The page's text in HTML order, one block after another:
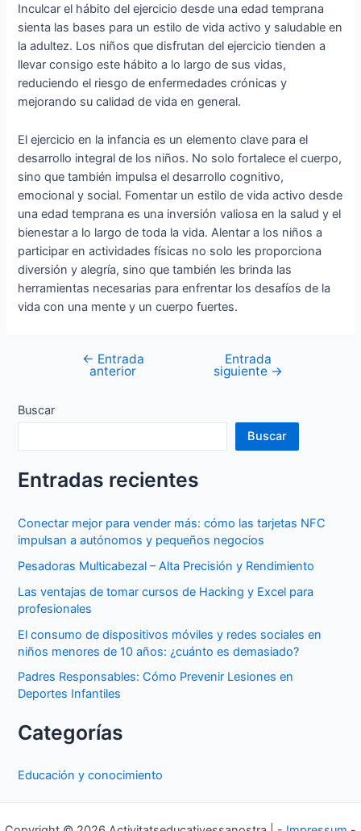
Inculcar el hábito del ejercicio desde una edad temprana
sienta las bases para un estilo de vida activo y saludable en
la adultez. Los niños que disfrutan del ejercicio tienden a
llevar consigo este hábito a lo largo de sus vidas,
reduciendo el riesgo de enfermedades crónicas y
mejorando su calidad de vida en general.
El ejercicio en la infancia es un elemento clave para el
desarrollo integral de los niños. No solo fortalece el cuerpo,
sino que también impulsa el desarrollo cognitivo,
emocional y social. Fomentar un estilo de vida activo desde
una edad temprana es una inversión valiosa en la salud y el
bienestar a lo largo de toda la vida. Alentar a los niños a
participar en actividades físicas no solo les proporciona
diversión y alegría, sino que también les brinda las
herramientas necesarias para enfrentar los desafíos de la
vida con una mente y un cuerpo fuertes.
Navegación
← Entrada
anterior
Entrada
siguiente →
Buscar
Buscar
Entradas recientes
Conectar mejor para vender más: cómo las tarjetas NFC
impulsan a autónomos y pequeños negocios
Pesadoras Multicabezal – Alta Precisión y Rendimiento
Las ventajas de tomar cursos de Hacking y Excel para
profesionales
El consumo de dispositivos móviles y redes sociales en
niños menores de 10 años: ¿cuánto es demasiado?
Padres Responsables: Cómo Prevenir Lesiones en
Deportes Infantiles
Categorías
Educación y conocimiento